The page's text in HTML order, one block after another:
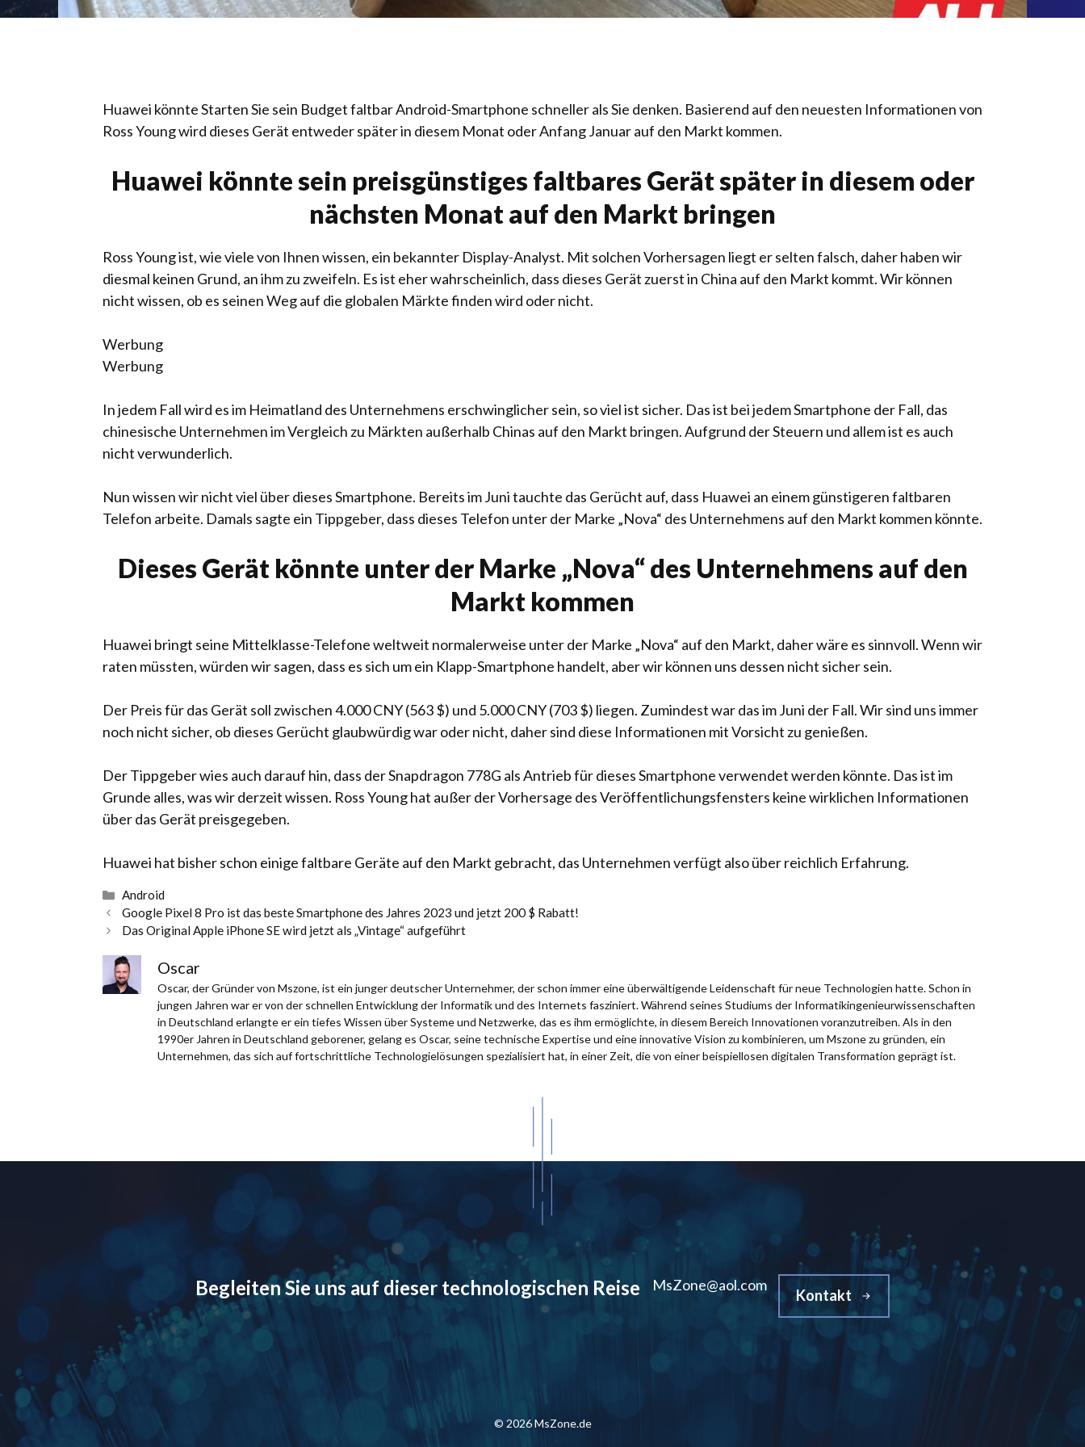
Huawei könnteStarten Sie sein Budget faltbarAndroid-Smartphone schneller als Sie denken. Basierend auf den neuesten Informationen von
Ross Young wird dieses Gerät entweder später in diesem Monat oder Anfang Januar auf den Markt kommen.
Huawei könnte sein preisgünstiges faltbares Gerät später in diesem oder
nächsten Monat auf den Markt bringen
Ross Young ist, wie viele von Ihnen wissen, ein bekannter Display-Analyst. Mit solchen Vorhersagen liegt er selten falsch, daher haben wir
diesmal keinen Grund, an ihm zu zweifeln. Es ist eher wahrscheinlich, dass dieses Gerät zuerst in China auf den Markt kommt. Wir können
nicht wissen, ob es seinen Weg auf die globalen Märkte finden wird oder nicht.
Werbung
Werbung
In jedem Fall wird es im Heimatland des Unternehmens erschwinglicher sein, so viel ist sicher. Das ist bei jedem Smartphone der Fall, das
chinesische Unternehmen im Vergleich zu Märkten außerhalb Chinas auf den Markt bringen. Aufgrund der Steuern und allem ist es auch
nicht verwunderlich.
Nun wissen wir nicht viel über dieses Smartphone. Bereits im Juni tauchte das Gerücht auf, dass Huawei an einem günstigeren faltbaren
Telefon arbeite. Damals sagte ein Tippgeber, dass dieses Telefon unter der Marke „Nova“ des Unternehmens auf den Markt kommen könnte.
Dieses Gerät könnte unter der Marke „Nova“ des Unternehmens auf den
Markt kommen
Huawei bringt seine Mittelklasse-Telefone weltweit normalerweise unter der Marke „Nova“ auf den Markt, daher wäre es sinnvoll. Wenn wir
raten müssten, würden wir sagen, dass es sich um ein Klapp-Smartphone handelt, aber wir können uns dessen nicht sicher sein.
Der Preis für das Gerät soll zwischen 4.000 CNY (563 $) und 5.000 CNY (703 $) liegen. Zumindest war das im Juni der Fall. Wir sind uns immer
noch nicht sicher, ob dieses Gerücht glaubwürdig war oder nicht, daher sind diese Informationen mit Vorsicht zu genießen.
Der Tippgeber wies auch darauf hin, dass der Snapdragon 778G als Antrieb für dieses Smartphone verwendet werden könnte. Das ist im
Grunde alles, was wir derzeit wissen. Ross Young hat außer der Vorhersage des Veröffentlichungsfensters keine wirklichen Informationen
über das Gerät preisgegeben.
Huawei hat bisher schon einige faltbare Geräte auf den Markt gebracht, das Unternehmen verfügt also über reichlich Erfahrung.
Kategorien
Android
Google Pixel 8 Pro ist das beste Smartphone des Jahres 2023 und jetzt 200 $ Rabatt!
Das Original Apple iPhone SE wird jetzt als „Vintage“ aufgeführt
Oscar
Oscar, der Gründer von Mszone, ist ein junger deutscher Unternehmer, der schon immer eine überwältigende Leidenschaft für neue Technologien hatte. Schon in
jungen Jahren war er von der schnellen Entwicklung der Informatik und des Internets fasziniert. Während seines Studiums der Informatikingenieurwissenschaften
in Deutschland erlangte er ein tiefes Wissen über Systeme und Netzwerke, das es ihm ermöglichte, in diesem Bereich Innovationen voranzutreiben. Als in den
1990er Jahren in Deutschland geborener, gelang es Oscar, seine technische Expertise und eine innovative Vision zu kombinieren, um Mszone zu gründen, ein
Unternehmen, das sich auf fortschrittliche Technologielösungen spezialisiert hat, in einer Zeit, die von einer beispiellosen digitalen Transformation geprägt ist.
Begleiten Sie uns auf dieser technologischen Reise MsZone@aol.com
Kontakt
© 2026 MsZone.de